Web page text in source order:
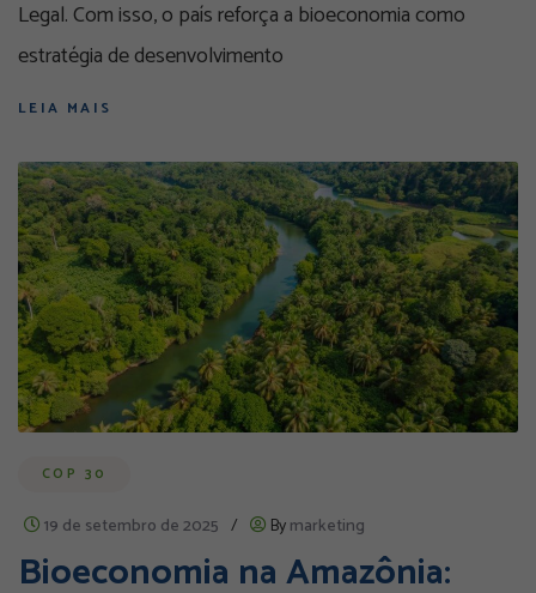
Legal. Com isso, o país reforça a bioeconomia como
estratégia de desenvolvimento
LEIA MAIS
COP 30
19 de setembro de 2025 / Bymarketing
Bioeconomia na Amazônia: